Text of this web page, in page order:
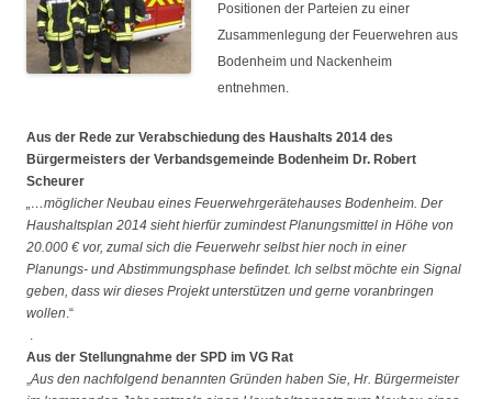
Positionen der Parteien zu einer
Zusammenlegung der Feuerwehren aus
Bodenheim und Nackenheim
entnehmen.
Aus der Rede zur Verabschiedung des Haushalts 2014 des
Bürgermeisters der Verbandsgemeinde Bodenheim Dr. Robert
Scheurer
„…möglicher Neubau eines Feuerwehrgerätehauses Bodenheim. Der
Haushaltsplan 2014 sieht hierfür zumindest Planungsmittel in Höhe von
20.000 € vor, zumal sich die Feuerwehr selbst hier noch in einer
Planungs- und Abstimmungsphase befindet. Ich selbst möchte ein Signal
geben, dass wir dieses Projekt unterstützen und gerne voranbringen
wollen.“
.
Aus der Stellungnahme der SPD im VG Rat
„Aus den nachfolgend benannten Gründen haben Sie, Hr. Bürgermeister